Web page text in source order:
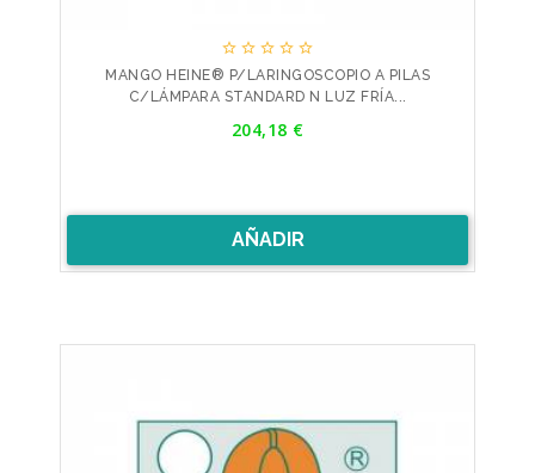
    
MANGO HEINE® P/LARINGOSCOPIO A PILAS
C/LÁMPARA STANDARD N LUZ FRÍA...
204,18 €
AÑADIR